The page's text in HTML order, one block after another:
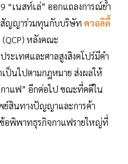
“เนสท์เล่” ออกแถลงการณ์ย้ำ
สัญญาร่วมทุนกับบริษัท ควอลิตี้
(QCP) หลังคณะ
ระเทศและศาลสูงสิงคโปร์มีคำ
ป็นไปตามกฎหมาย ส่งผลให้
าแฟ” อีกต่อไป ขณะที่คดีใน
ย์สินทางปัญญาและการค้า
อพิพาทธุรกิจกาแฟรายใหญ่ที่